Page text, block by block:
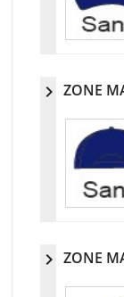
chevron_right ZONE
chevron_right ZONE